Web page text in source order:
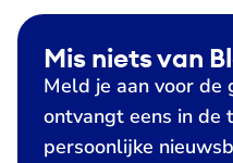
Mis niets van
Meld je aan voor de
ontvangt eens in de
persoonlijke